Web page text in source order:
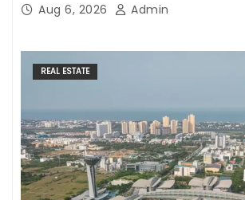
Aug 6, 2026 Admin
REAL ESTATE